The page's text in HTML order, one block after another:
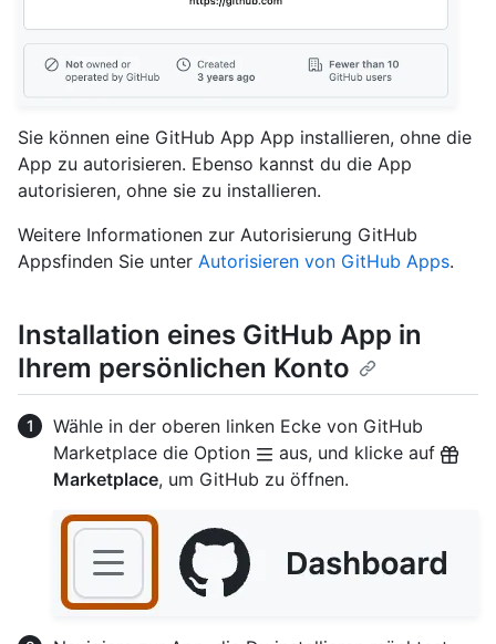
Sie können eine GitHub App App installieren, ohne die
App zu autorisieren. Ebenso kannst du die App
autorisieren, ohne sie zu installieren.
Weitere Informationen zur Autorisierung GitHub
Appsfinden Sie unter Autorisieren von GitHub Apps.
Installation eines GitHub App in
Ihrem persönlichen Konto
Wähle in der oberen linken Ecke von GitHub
Marketplace die Option
aus, und klicke auf
Marketplace, um GitHub zu öffnen.